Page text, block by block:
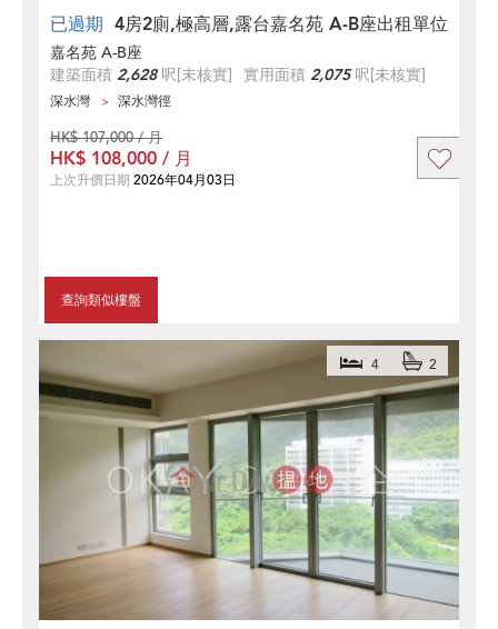
已過期 4房2廁,極高層,露台嘉名苑 A-B座出租單位
嘉名苑 A-B座
建築面積 2,628呎[未核實] 實用面積 2,075呎[未核實]
深水灣 深水灣徑
查詢類似樓盤
HK$ 107,000 / 月
HK$ 108,000 / 月
上次升價日期 2026年04月03日
4 2